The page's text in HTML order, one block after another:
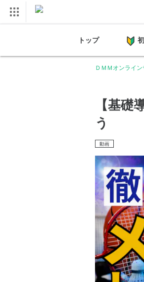
トップ
ＤＭＭオンライ
【基礎
う
動画